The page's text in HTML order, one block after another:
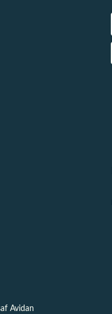
Avidan